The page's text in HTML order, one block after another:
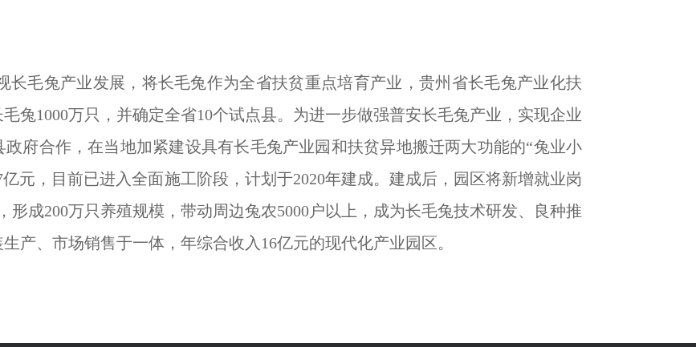
长毛兔产业发展，将长毛兔作为全省扶贫重点培育产业，贵州省长毛兔产业化扶
毛兔1000万只，并确定全省10个试点县。为进一步做强普安长毛兔产业，实现企业
府合作，在当地加紧建设具有长毛兔产业园和扶贫异地搬迁两大功能的“兔业小
亿元，目前已进入全面施工阶段，计划于2020年建成。建成后，园区将新增就业岗
形成200万只养殖规模，带动周边兔农5000户以上，成为长毛兔技术研发、良种推
产、市场销售于一体，年综合收入 16亿元的现代化产业园区。